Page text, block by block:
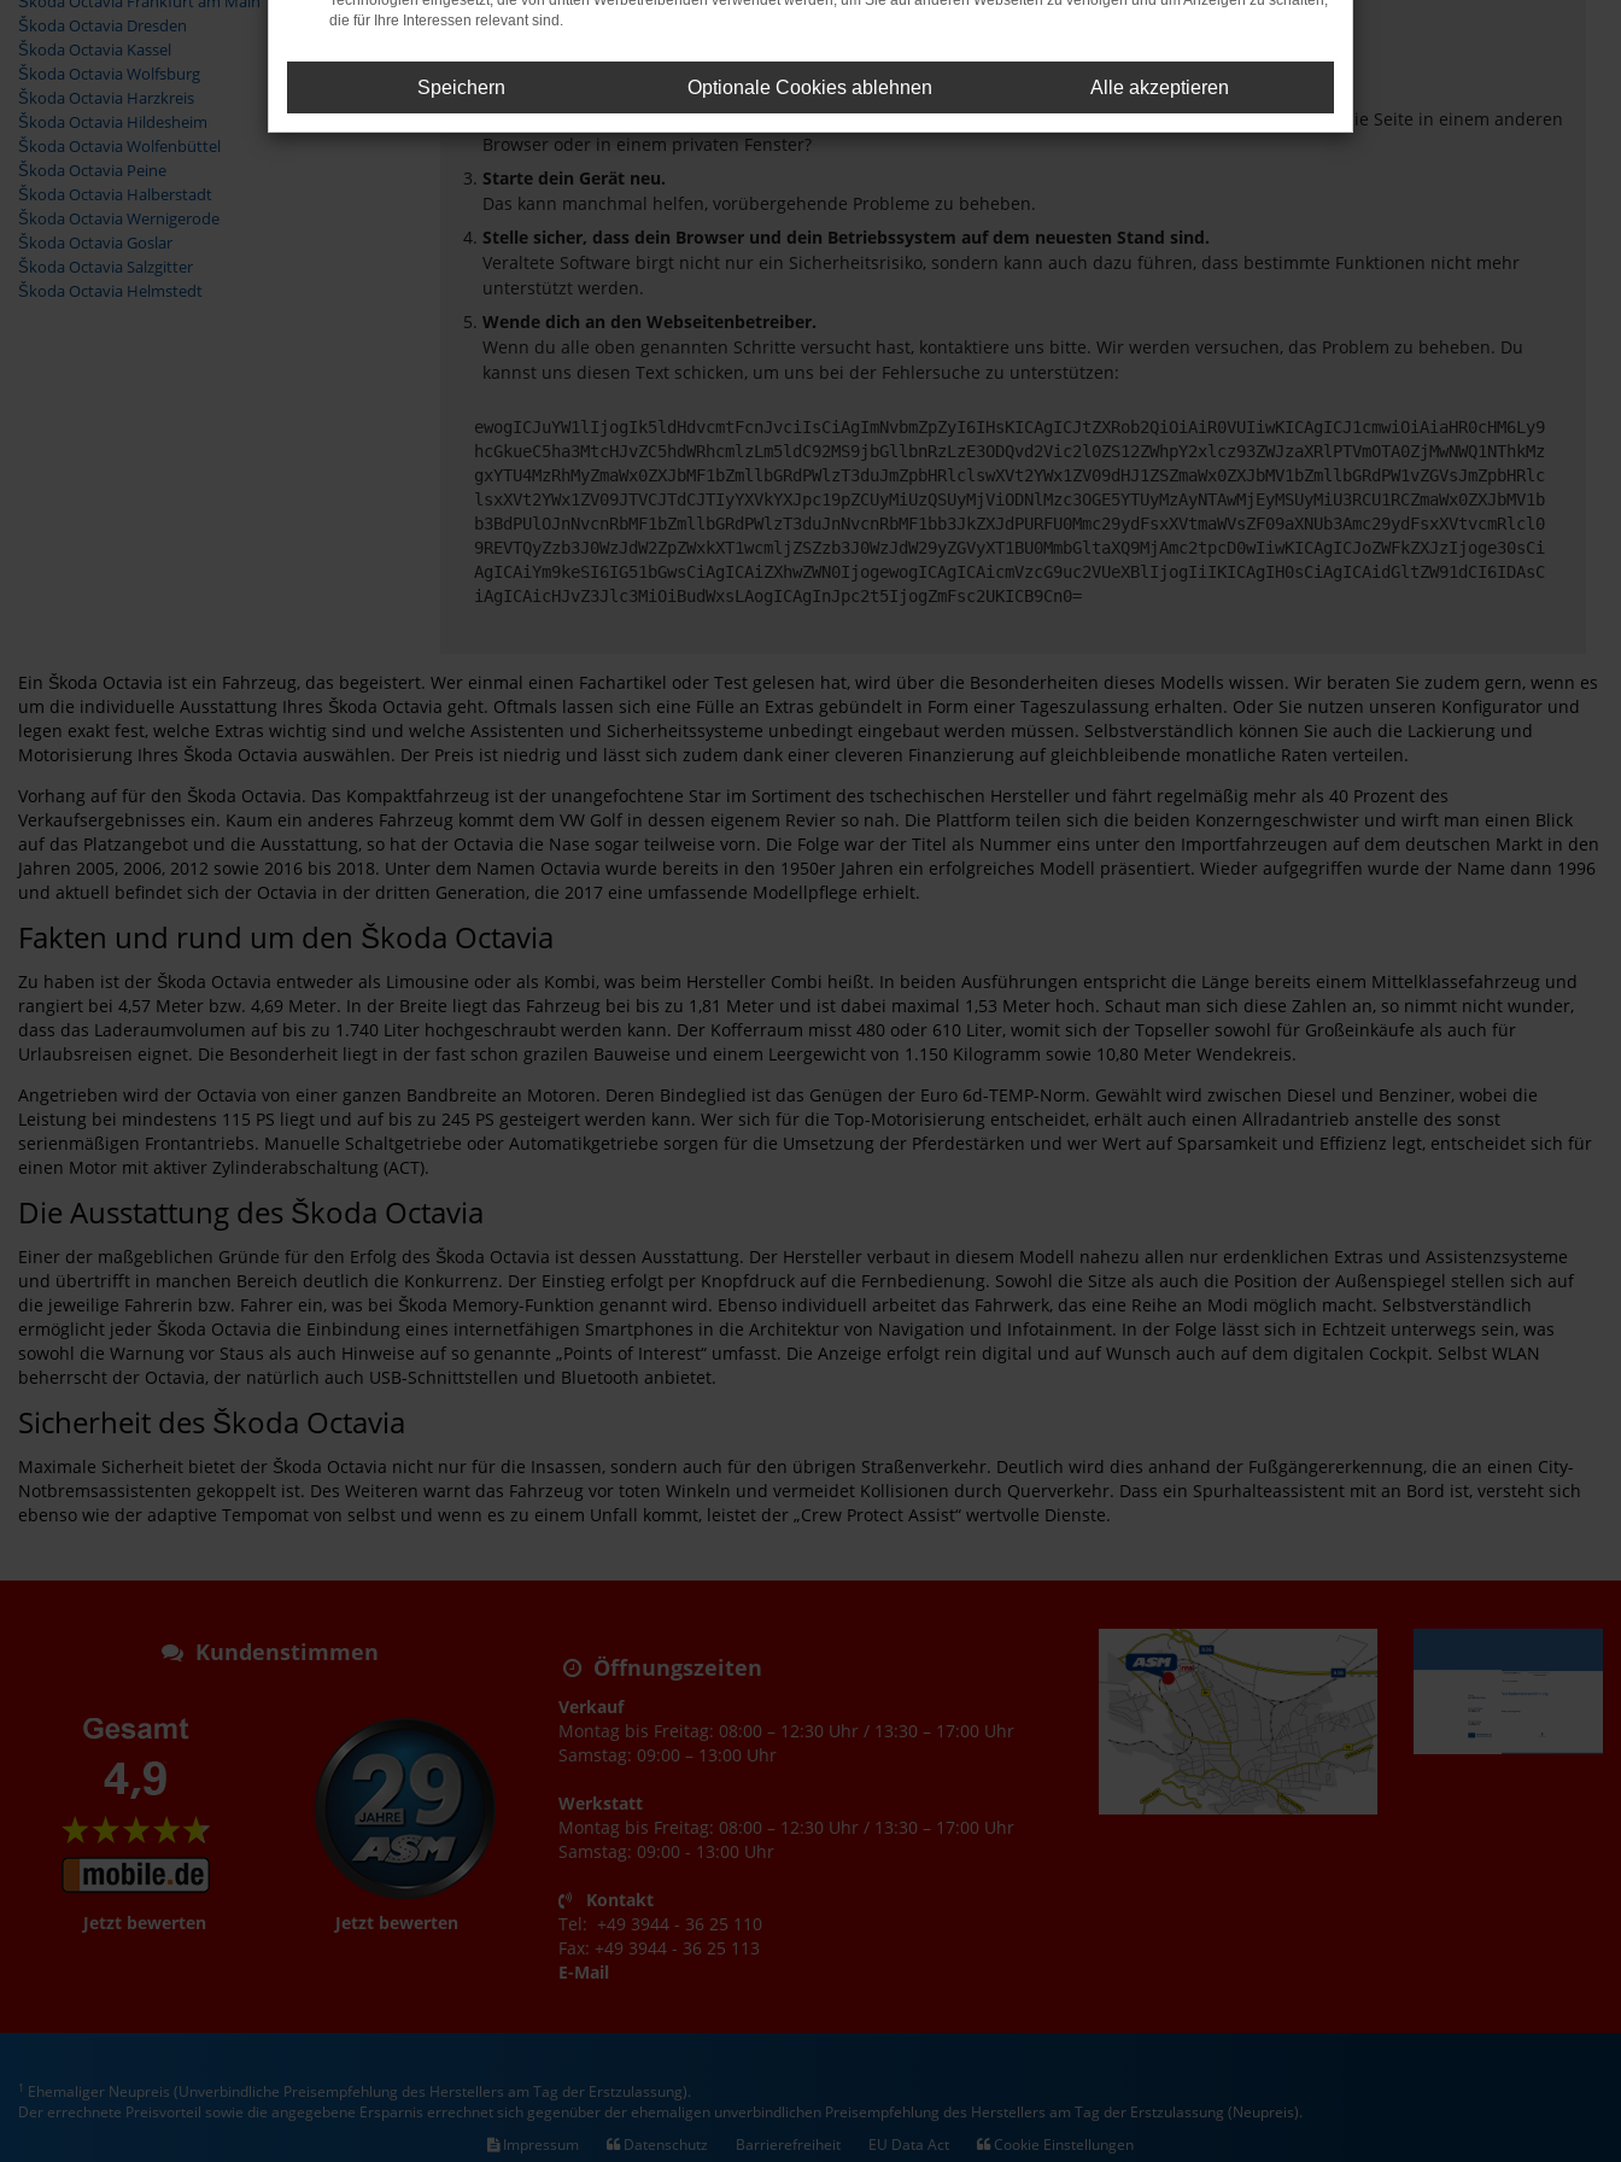
Škoda Octavia Dresden
Škoda Octavia Kassel
Škoda Octavia Wolfsburg
Škoda Octavia Harzkreis
Škoda Octavia Hildesheim
Škoda Octavia Wolfenbüttel
Škoda Octavia Peine
Škoda Octavia Halberstadt
Škoda Octavia Wernigerode
Škoda Octavia Goslar
Škoda Octavia Salzgitter
Škoda Octavia Helmstedt
Laden andere Webseiten, zum Beispiel deine Suchmaschine?
Prüfe deine Browsererweiterungen.
Manche Erweiterungen, wie Werbeblocker, können das Laden bestimmter Seiten verhindern. Funktioniert die Seite in einem anderen
Browser oder in einem privaten Fenster?
Starte dein Gerät neu.
Das kann manchmal helfen, vorübergehende Probleme zu beheben.
Stelle sicher, dass dein Browser und dein Betriebssystem auf dem neuesten Stand sind.
Veraltete Software birgt nicht nur ein Sicherheitsrisiko, sondern kann auch dazu führen, dass bestimmte Funktionen nicht mehr
unterstützt werden.
Wende dich an den Webseitenbetreiber.
Wenn du alle oben genannten Schritte versucht hast, kontaktiere uns bitte. Wir werden versuchen, das Problem zu beheben. Du
kannst uns diesen Text schicken, um uns bei der Fehlersuche zu unterstützen:
ewogICJuYW1lIjogIk5ldHdvcmtFcnJvciIsCiAgImNvbmZpZyI6IHsKICAgICJtZXRob2QiOiAiR0VUIiwKICAgICJ1cmwiOiAiaHR0cHM6Ly9
hcGkueC5ha3MtcHJvZC5hdWRhcmlzLm5ldC92MS9jbGllbnRzLzE3ODQvd2Vic2l0ZS12ZWhpY2xlcz93ZWJzaXRlPTVmOTA0ZjMwNWQ1NThkMz
gxYTU4MzRhMyZmaWx0ZXJbMF1bZmllbGRdPWlzT3duJmZpbHRlclswXVt2YWx1ZV09dHJ1ZSZmaWx0ZXJbMV1bZmllbGRdPW1vZGVsJmZpbHRlc
lsxXVt2YWx1ZV09JTVCJTdCJTIyYXVkYXJpc19pZCUyMiUzQSUyMjViODNlMzc3OGE5YTUyMzAyNTAwMjEyMSUyMiU3RCU1RCZmaWx0ZXJbMV1b
b3BdPUlOJnNvcnRbMF1bZmllbGRdPWlzT3duJnNvcnRbMF1bb3JkZXJdPURFU0Mmc29ydFsxXVtmaWVsZF09aXNUb3Amc29ydFsxXVtvcmRlcl0
9REVTQyZzb3J0WzJdW2ZpZWxkXT1wcmljZSZzb3J0WzJdW29yZGVyXT1BU0MmbGltaXQ9MjAmc2tpcD0wIiwKICAgICJoZWFkZXJzIjoge30sCi
AgICAiYm9keSI6IG51bGwsCiAgICAiZXhwZWN0IjogewogICAgICAicmVzcG9uc2VUeXBlIjogIiIKICAgIH0sCiAgICAidGltZW91dCI6IDAsC
iAgICAicHJvZ3Jlc3MiOiBudWxsLAogICAgInJpc2t5IjogZmFsc2UKICB9Cn0=
Ein Škoda Octavia ist ein Fahrzeug, das begeistert. Wer einmal einen Fachartikel oder Test gelesen hat, wird über die Besonderheiten dieses Modells wissen. Wir beraten Sie zudem gern, wenn es
um die individuelle Ausstattung Ihres Škoda Octavia geht. Oftmals lassen sich eine Fülle an Extras gebündelt in Form einer Tageszulassung erhalten. Oder Sie nutzen unseren Konfigurator und
legen exakt fest, welche Extras wichtig sind und welche Assistenten und Sicherheitssysteme unbedingt eingebaut werden müssen. Selbstverständlich können Sie auch die Lackierung und
Motorisierung Ihres Škoda Octavia auswählen. Der Preis ist niedrig und lässt sich zudem dank einer cleveren Finanzierung auf gleichbleibende monatliche Raten verteilen.
Vorhang auf für den Škoda Octavia. Das Kompaktfahrzeug ist der unangefochtene Star im Sortiment des tschechischen Hersteller und fährt regelmäßig mehr als 40 Prozent des
Verkaufsergebnisses ein. Kaum ein anderes Fahrzeug kommt dem VW Golf in dessen eigenem Revier so nah. Die Plattform teilen sich die beiden Konzerngeschwister und wirft man einen Blick
auf das Platzangebot und die Ausstattung, so hat der Octavia die Nase sogar teilweise vorn. Die Folge war der Titel als Nummer eins unter den Importfahrzeugen auf dem deutschen Markt in den
Jahren 2005, 2006, 2012 sowie 2016 bis 2018. Unter dem Namen Octavia wurde bereits in den 1950er Jahren ein erfolgreiches Modell präsentiert. Wieder aufgegriffen wurde der Name dann 1996
und aktuell befindet sich der Octavia in der dritten Generation, die 2017 eine umfassende Modellpflege erhielt.
Fakten und rund um den Škoda Octavia
Zu haben ist der Škoda Octavia entweder als Limousine oder als Kombi, was beim Hersteller Combi heißt. In beiden Ausführungen entspricht die Länge bereits einem Mittelklassefahrzeug und
rangiert bei 4,57 Meter bzw. 4,69 Meter. In der Breite liegt das Fahrzeug bei bis zu 1,81 Meter und ist dabei maximal 1,53 Meter hoch. Schaut man sich diese Zahlen an, so nimmt nicht wunder,
dass das Laderaumvolumen auf bis zu 1.740 Liter hochgeschraubt werden kann. Der Kofferraum misst 480 oder 610 Liter, womit sich der Topseller sowohl für Großeinkäufe als auch für
Urlaubsreisen eignet. Die Besonderheit liegt in der fast schon grazilen Bauweise und einem Leergewicht von 1.150 Kilogramm sowie 10,80 Meter Wendekreis.
Angetrieben wird der Octavia von einer ganzen Bandbreite an Motoren. Deren Bindeglied ist das Genügen der Euro 6d-TEMP-Norm. Gewählt wird zwischen Diesel und Benziner, wobei die
Leistung bei mindestens 115 PS liegt und auf bis zu 245 PS gesteigert werden kann. Wer sich für die Top-Motorisierung entscheidet, erhält auch einen Allradantrieb anstelle des sonst
serienmäßigen Frontantriebs. Manuelle Schaltgetriebe oder Automatikgetriebe sorgen für die Umsetzung der Pferdestärken und wer Wert auf Sparsamkeit und Effizienz legt, entscheidet sich für
einen Motor mit aktiver Zylinderabschaltung (ACT).
Die Ausstattung des Škoda Octavia
Einer der maßgeblichen Gründe für den Erfolg des Škoda Octavia ist dessen Ausstattung. Der Hersteller verbaut in diesem Modell nahezu allen nur erdenklichen Extras und Assistenzsysteme
und übertrifft in manchen Bereich deutlich die Konkurrenz. Der Einstieg erfolgt per Knopfdruck auf die Fernbedienung. Sowohl die Sitze als auch die Position der Außenspiegel stellen sich auf
die jeweilige Fahrerin bzw. Fahrer ein, was bei Škoda Memory-Funktion genannt wird. Ebenso individuell arbeitet das Fahrwerk, das eine Reihe an Modi möglich macht. Selbstverständlich
ermöglicht jeder Škoda Octavia die Einbindung eines internetfähigen Smartphones in die Architektur von Navigation und Infotainment. In der Folge lässt sich in Echtzeit unterwegs sein, was
sowohl die Warnung vor Staus als auch Hinweise auf so genannte „Points of Interest“ umfasst. Die Anzeige erfolgt rein digital und auf Wunsch auch auf dem digitalen Cockpit. Selbst WLAN
beherrscht der Octavia, der natürlich auch USB-Schnittstellen und Bluetooth anbietet.
Sicherheit des Škoda Octavia
Maximale Sicherheit bietet der Škoda Octavia nicht nur für die Insassen, sondern auch für den übrigen Straßenverkehr. Deutlich wird dies anhand der Fußgängererkennung, die an einen City-
Notbremsassistenten gekoppelt ist. Des Weiteren warnt das Fahrzeug vor toten Winkeln und vermeidet Kollisionen durch Querverkehr. Dass ein Spurhalteassistent mit an Bord ist, versteht sich
ebenso wie der adaptive Tempomat von selbst und wenn es zu einem Unfall kommt, leistet der „Crew Protect Assist“ wertvolle Dienste.
Kundenstimmen
Jetzt bewerten Jetzt bewerten
Öffnungszeiten
Verkauf
Montag bis Freitag: 08:00 – 12:30 Uhr / 13:30 – 17:00 Uhr
Samstag: 09:00 – 13:00 Uhr
Werkstatt
Montag bis Freitag: 08:00 – 12:30 Uhr / 13:30 – 17:00 Uhr
Samstag: 09:00 - 13:00 Uhr
Kontakt
Tel: +49 3944 - 36 25 110
Fax: +49 3944 - 36 25 113
E-Mail
1 Ehemaliger Neupreis (Unverbindliche Preisempfehlung des Herstellers am Tag der Erstzulassung).
Der errechnete Preisvorteil sowie die angegebene Ersparnis errechnet sich gegenüber der ehemaligen unverbindlichen Preisempfehlung des Herstellers am Tag der Erstzulassung (Neupreis).
Impressum
Datenschutz Barrierefreiheit EU Data Act Cookie Einstellungen
die für Ihre Interessen relevant sind.
Speichern Optionale Cookies ablehnen Alle akzeptieren